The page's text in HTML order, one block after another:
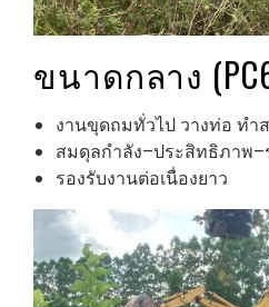
ขนาดกลาง
งานขุดถมทั่วไป วางท่อ ทำ
สมดุลกำลัง–ประสิทธิภาพ–
รองรับงานต่อเนื่องยาว